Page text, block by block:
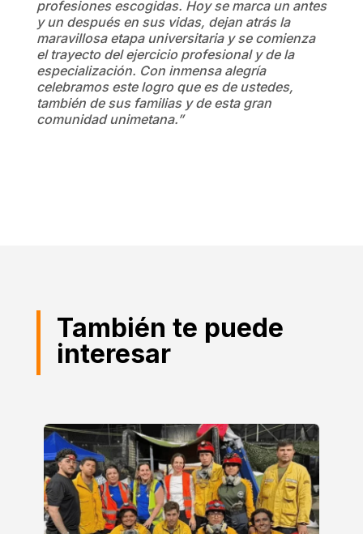
profesiones escogidas. Hoy se marca un antes
y un después en sus vidas, dejan atrás la
maravillosa etapa universitaria y se comienza
el trayecto del ejercicio profesional y de la
especialización. Con inmensa alegría
celebramos este logro que es de ustedes,
también de sus familias y de esta gran
comunidad unimetana.”
También te puede
interesar